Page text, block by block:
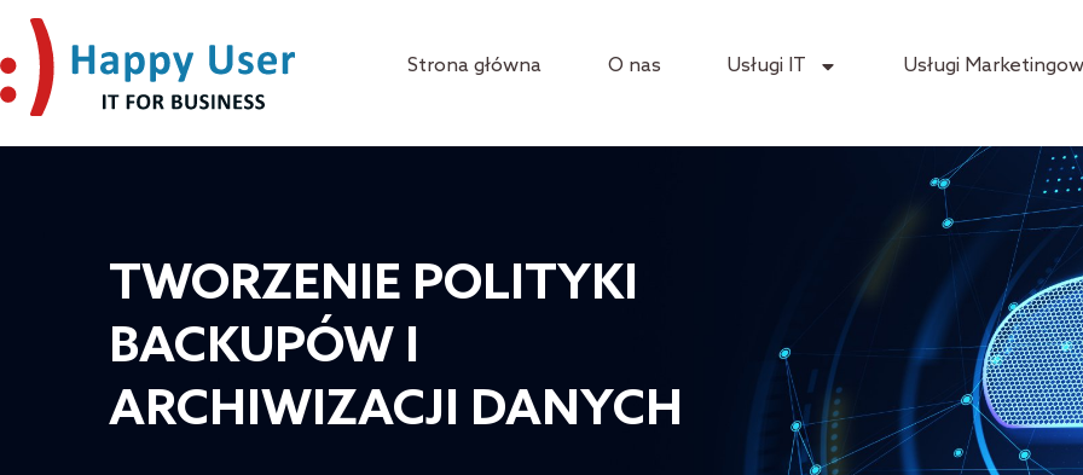
Przejdź
treści
Strona główna O nas Usługi IT Usługi
TWORZENIE POLITYKI
BACKUPÓW I
ARCHIWIZACJI DANYCH